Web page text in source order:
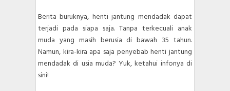
Berita buruknya, henti jantung mendadak dapat
terjadi pada siapa saja. Tanpa terkecuali anak
muda yang masih berusia di bawah 35 tahun.
Namun, kira-kira apa saja penyebab henti jantung
mendadak di usia muda? Yuk, ketahui infonya di
sini!